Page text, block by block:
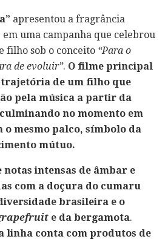
apresentou a fragrância
em uma campanha que celebrou
filho sob o conceito “Para o
de evoluir”. O filme principal
trajetória de um filho que
pela música a partir da
no momento em
o mesmo palco, símbolo da
mútuo.
intensas de âmbar e
com a doçura do cumaru
brasileira e o
e da bergamota.
linha conta com produtos de